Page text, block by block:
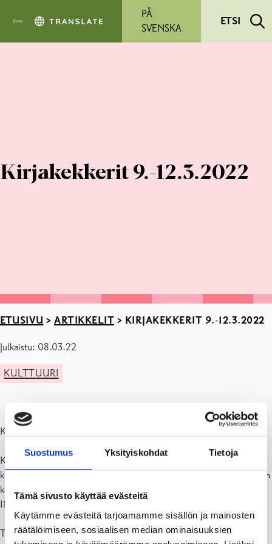
Suostumus Yksityiskohdat Tietoja
Tämä sivusto käyttää evästeitä
Käytämme evästeitä tarjoamamme sisällön ja mainosten
räätälöimiseen, sosiaalisen median ominaisuuksien
PÅ
SVENSKA
ETSI
Kirjakekkerit 9.-12.3.2022
ETUSIVU > ARTIKKELIT > KIRJAKEKKERIT 9.-12.3.2022
Julkaistu: 08.03.22
KULTTUURI
Kirjakekkerit 2022 – ohjelmisto
Keskiviikko 9.3. Pohjan kirjasto
klo 17.00 Kim Björklund: Kulttuurivalli Billnäsissä – Ruukkimaiseman
kehityshistoriaklo
18 Kåre Pihlström: Suomalaisten puut – arjessa ja ajatuksissa
Torstai 10.3. klo 18, Pohjan kirjasto